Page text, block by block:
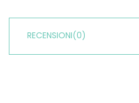
RECENSIONI(0)